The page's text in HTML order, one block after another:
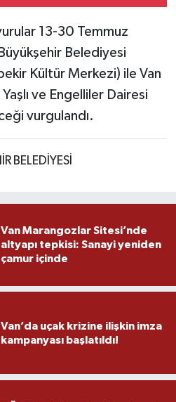
13-30 Temmuz
Belediyesi
Kültür Merkezi) ile Van
ve Engelliler Dairesi
vurgulandı.
BELEDİYESİ
Van Marangozlar Sitesi’nde
altyapı tepkisi: Sanayi yeniden
çamur içinde
Van’da uçak krizine ilişkin imza
kampanyası başlatıldı!